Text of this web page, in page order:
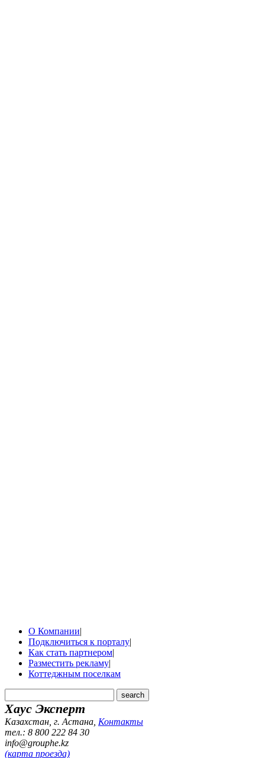
О Компании|
Подключиться к порталу|
Как стать партнером|
Разместить рекламу|
Коттеджным поселкам
Хаус Эксперт
Казахстан, г. Астана Контакты
тел.: 8 800 222 84 30
info@grouphe.kz
(карта проезда)